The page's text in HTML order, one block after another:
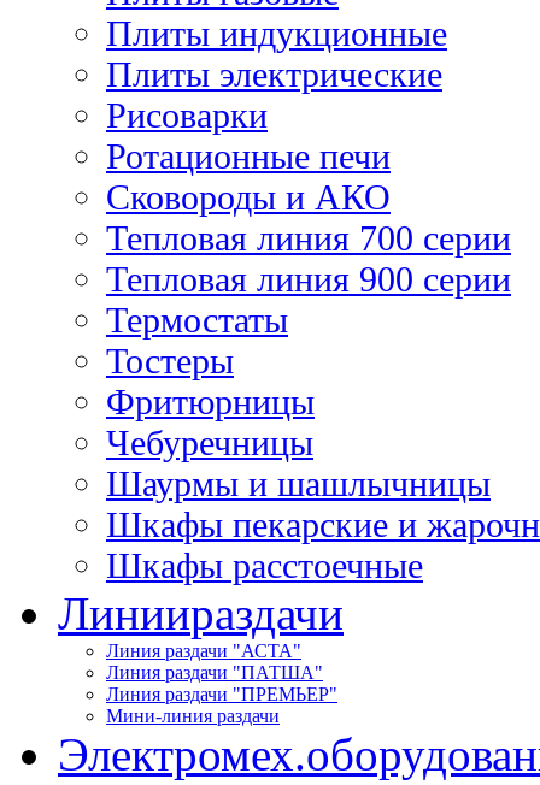
Плиты индукционные
Плиты электрические
Рисоварки
Ротационные печи
Сковороды и АКО
Тепловая линия 700 серии
Тепловая линия 900 серии
Термостаты
Тостеры
Фритюрницы
Чебуречницы
Шаурмы и шашлычницы
Шкафы пекарские и
Шкафы расстоечные
Линиираздачи
Линия раздачи "АСТА"
Линия раздачи "ПАТША"
Линия раздачи "ПРЕМЬЕР"
Мини-линия раздачи
Электромех.